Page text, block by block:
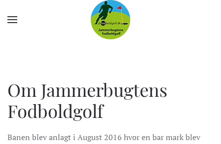
Om Jammerbugtens
Fodboldgolf
Banen blev anlagt i August 2016 hvor en bar mark blev